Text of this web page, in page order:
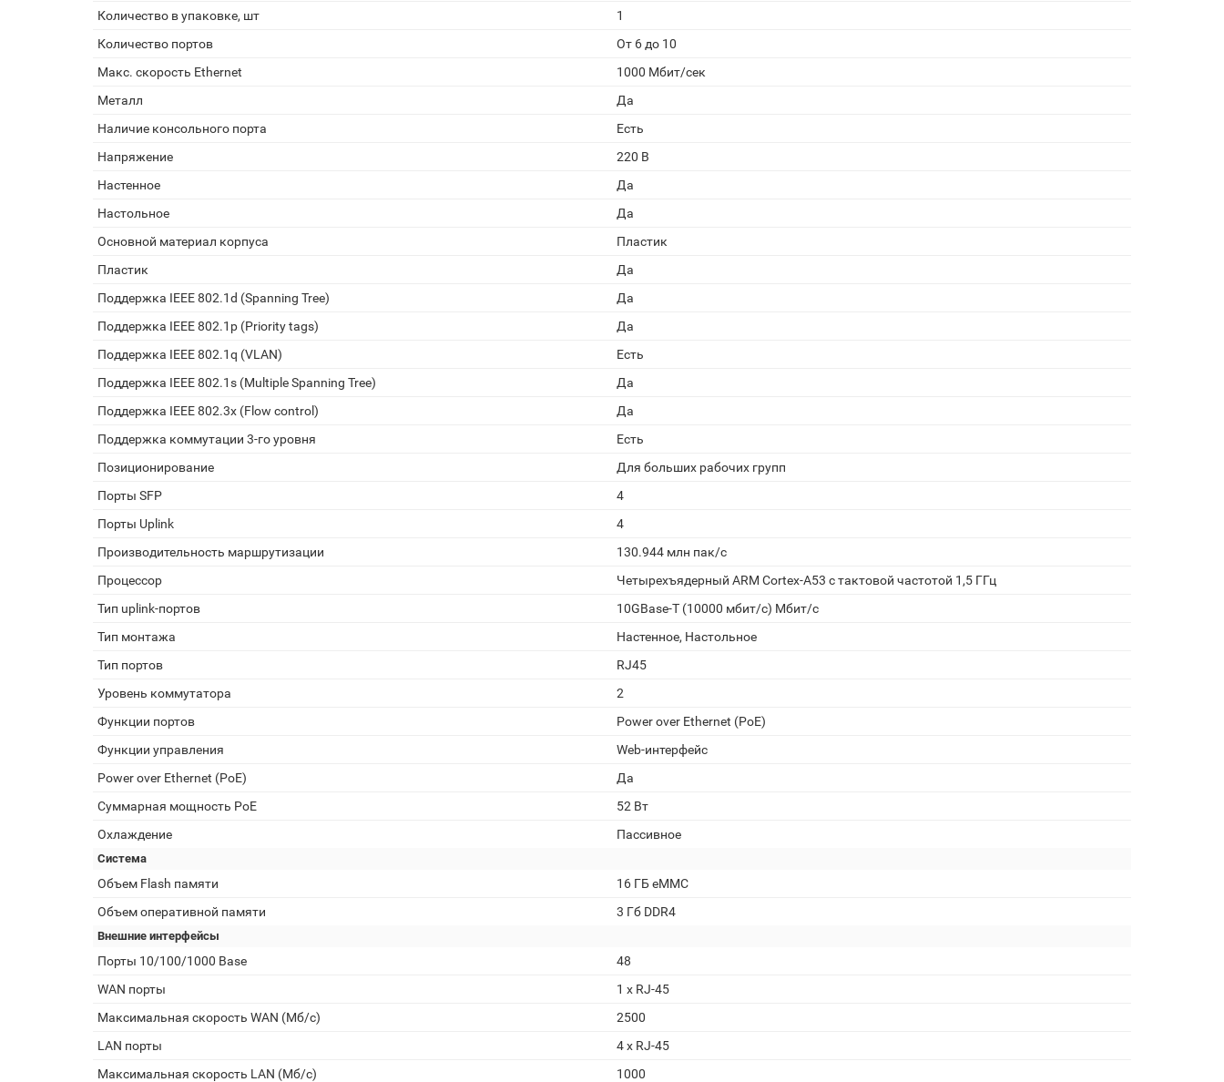
Количество в упаковке, шт
1
Количество портов
От 6 до 10
Макс. скорость Ethernet
1000 Мбит/сек
Металл
Да
Наличие консольного порта
Есть
Напряжение
220 В
Настенное
Да
Настольное
Да
Основной материал корпуса
Пластик
Пластик
Да
Поддержка IEEE 802.1d (Spanning Tree)
Да
Поддержка IEEE 802.1p (Priority tags)
Да
Поддержка IEEE 802.1q (VLAN)
Есть
Поддержка IEEE 802.1s (Multiple Spanning Tree)
Да
Поддержка IEEE 802.3x (Flow control)
Да
Поддержка коммутации 3-го уровня
Есть
Позиционирование
Для больших рабочих групп
Порты SFP
4
Порты Uplink
4
Производительность маршрутизации
130.944 млн пак/с
Процессор
Четырехъядерный ARM Cortex-A53 с тактовой частотой 1,5 ГГц
Тип uplink-портов
10GBase-T (10000 мбит/с) Мбит/с
Тип монтажа
Настенное, Настольное
Тип портов
RJ45
Уровень коммутатора
2
Функции портов
Power over Ethernet (PoE)
Функции управления
Web-интерфейс
Power over Ethernet (PoE)
Да
Суммарная мощность PoE
52 Вт
Охлаждение
Пассивное
Система
Объем Flash памяти
16 ГБ eMMC
Объем оперативной памяти
3 Гб DDR4
Внешние интерфейсы
Порты 10/100/1000 Base
48
WAN порты
1 х RJ-45
Максимальная скорость WAN (Мб/с)
2500
LAN порты
4 x RJ-45
Максимальная скорость LAN (Мб/с)
1000